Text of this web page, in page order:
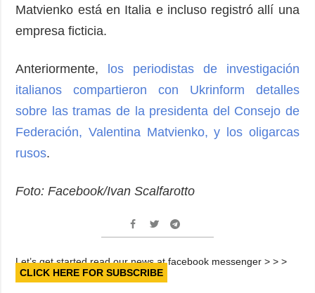
Matvienko está en Italia e incluso registró allí una
empresa ficticia.
Anteriormente, los periodistas de investigación
italianos compartieron con Ukrinform detalles
sobre las tramas de la presidenta del Consejo de
Federación, Valentina Matvienko, y los oligarcas
rusos.
Foto: Facebook/Ivan Scalfarotto
Let’s get started read our news at facebook messenger > > >
CLICK HERE FOR SUBSCRIBE